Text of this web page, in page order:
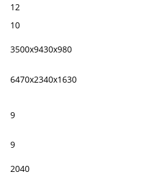
12
10
3500х9430х980
6470х2340х1630
9
9
2040